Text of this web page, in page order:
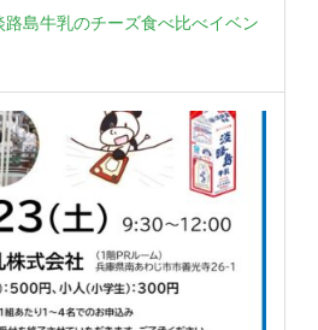
路島牛乳のチーズ食べ比べイベン